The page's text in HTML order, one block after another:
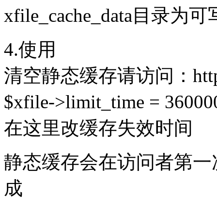
xfile_cache_data目录为可
4.使用
清空静态缓存请访问：
$xfile->limit_time =
在这里改缓存失效时间
静态缓存会在访问者第
成